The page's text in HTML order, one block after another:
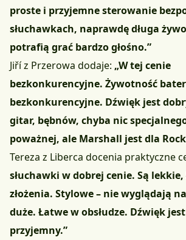
proste i przyjemne sterowanie
słuchawkach, naprawdę długa
potrafią grać bardzo głośno.”
Jiří z Przerowa dodaje: „W tej cenie
bezkonkurencyjne. Żywotność
bezkonkurencyjne. Dźwięk jest
gitar, bębnów, chyba nic
poważnej, ale Marshall jest dla
Tereza z Liberca docenia praktyczne
słuchawki w dobrej cenie. Są lekkie,
złożenia. Stylowe – nie wyglądają
duże. Łatwe w obsłudze. Dźwięk
przyjemny.”